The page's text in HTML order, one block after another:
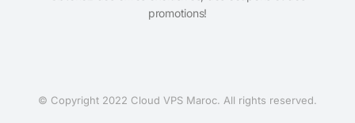
promotions!​
© Copyright 2022 Cloud VPS Maroc. All rights reserved.